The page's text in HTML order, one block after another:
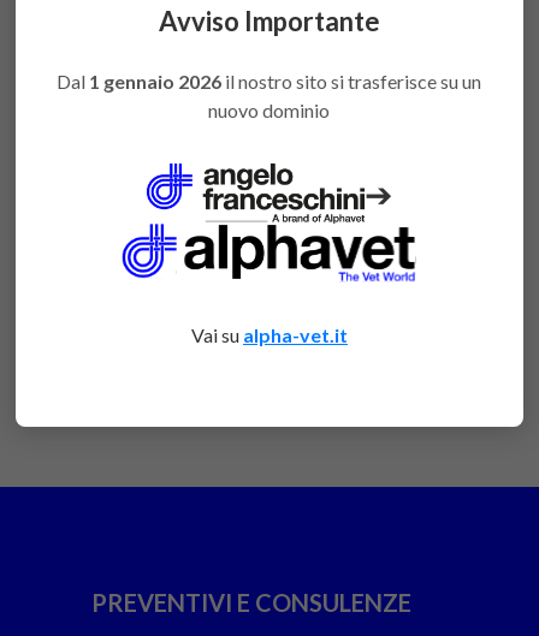
CHR3330
cm.12 retta
cm.12 retta AF
CHR3340
per poter
PREVENTIVI E CONSULENZE
Avviso Importante
Dal 1 gennaio 2026 il nostro sito si trasferisce su un
nuovo dominio
➔
Vai su alpha-vet.it